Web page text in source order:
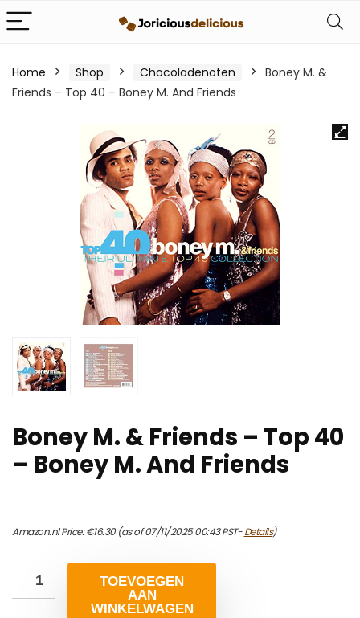
Home Shop Chocoladenoten
Boney M. &
Friends – Top 40 – Boney M. And Friends
Boney M. & Friends – Top 40
– Boney M. And Friends
Amazon.nl Price:€16.30(as of 07/11/2025 00:43 PST-Details)
TOEVOEGEN
AAN
WINKELWAGEN